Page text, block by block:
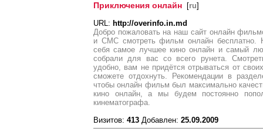
Приключения онлайн [ru]
URL: http://overinfo.in.md
Добро пожаловать на наш сайт онлайн
и СМС смотреть фильм онлайн бесплатно.
себя самое лучшее кино онлайн и самый
собрали для вас со всего рунета.
удобно, вам не придётся отрываться от
сможете отдохнуть. Рекомендации в
чтобы онлайн фильм был максимально
кино онлайн, а мы будем постоянно
кинематографа.
Визитов: 413 Добавлен: 25.09.2009